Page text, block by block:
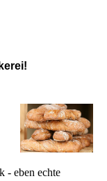
- eben echte